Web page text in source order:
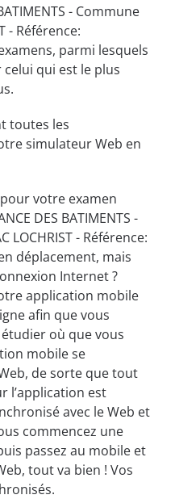
- Commune
- Référence:
parmi lesquels
qui est le plus
toutes les
simulateur Web en
votre examen
DES BATIMENTS -
LOCHRIST - Référence:
déplacement, mais
Internet ?
application mobile
afin que vous
où que vous
mobile se
de sorte que tout
l’application est
avec le Web et
commencez une
passez au mobile et
tout va bien ! Vos